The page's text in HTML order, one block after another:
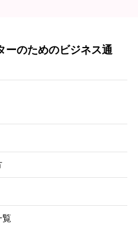
ーのためのビジネス通
覧